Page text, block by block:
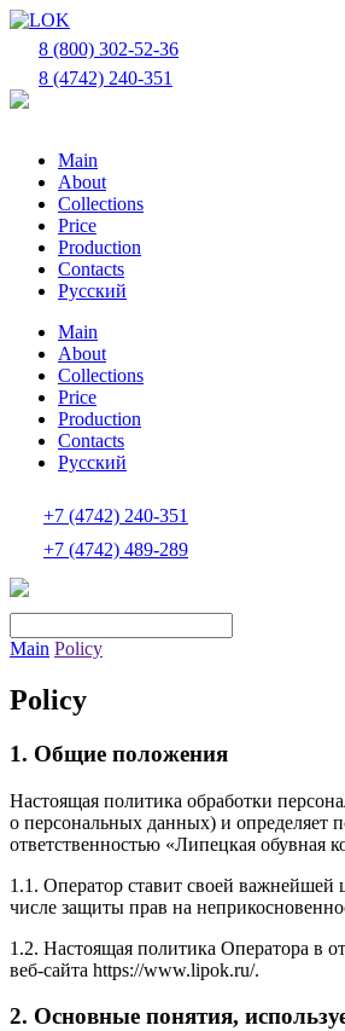
8 (800) 302-52-36
8 (4742) 240-351
Main
About
Collections
Price
Production
Contacts
Русский
Main
About
Collections
Price
Production
Contacts
Русский
+7 (4742) 240-351
+7 (4742) 489-289
Main Policy
Policy
1. Общие положения
Настоящая политика обработки
о персональных данных) и определяет
ответственностью «Липецкая обувная
1.1. Оператор ставит своей важнейшей
числе защиты прав на
1.2. Настоящая политика Оператора в
веб-сайта https://www.lipok.ru/.
2. Основные понятия,